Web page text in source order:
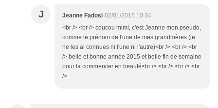
J Jeanne Fadosi 02/01/2015 10:34
<br /> <br /> coucou mimi, c'est Jeanne mon pseudo,
comme le prénom de l'une de mes grandmères (je
ne les ai connues ni l'une ni l'autre)<br /> <br /> <br
/> belle et bonne année 2015 et belle fin de semaine
pour la commencer en beauté<br /> <br /> <br /> <br
/>